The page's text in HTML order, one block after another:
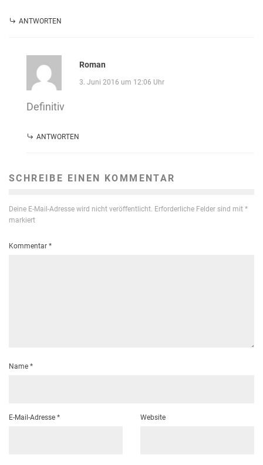
ANTWORTEN
Roman
3. Juni 2016 um 12:06 Uhr
Definitiv
ANTWORTEN
SCHREIBE EINEN KOMMENTAR
Deine E-Mail-Adresse wird nicht veröffentlicht. Erforderliche Felder sind mit *
markiert
Kommentar *
Name *
E-Mail-Adresse * Website